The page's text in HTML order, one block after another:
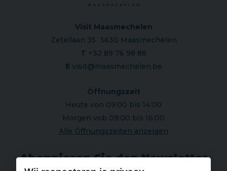
Visit Maasmechelen
Zetellaan 35 3630 Maasmechelen
T +32 89 76 98 88
E visit@maasmechelen.be
Öffnungszeit
Heute von 09:00 bis 14:00
Morgen vob 09:00 bis 16:00
Alle Öffnungszeiten anzeigen
Abonnieren Sie den Newsletter